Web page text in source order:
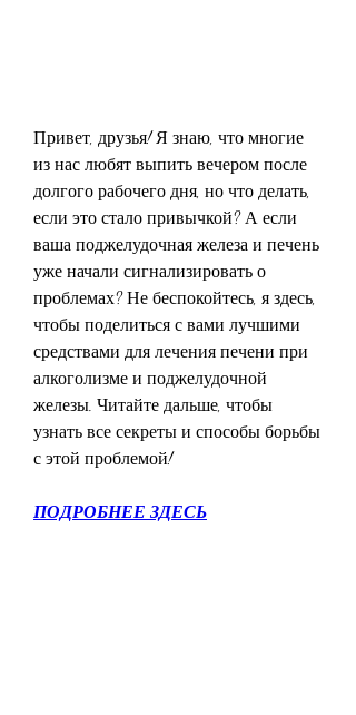
Привет, друзья! Я знаю, что многие
из нас любят выпить вечером после
долгого рабочего дня, но что делать,
если это стало привычкой? А если
ваша поджелудочная железа и печень
уже начали сигнализировать о
проблемах? Не беспокойтесь, я здесь,
чтобы поделиться с вами лучшими
средствами для лечения печени при
алкоголизме и поджелудочной
железы. Читайте дальше, чтобы
узнать все секреты и способы борьбы
с этой проблемой!
ПОДРОБНЕЕ ЗДЕСЬ